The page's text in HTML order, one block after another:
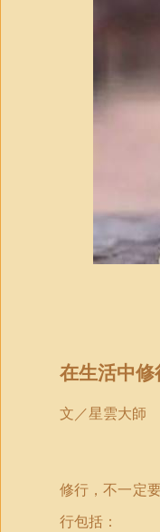
在生活中修
文／星雲大師
修行，不一定
行包括：